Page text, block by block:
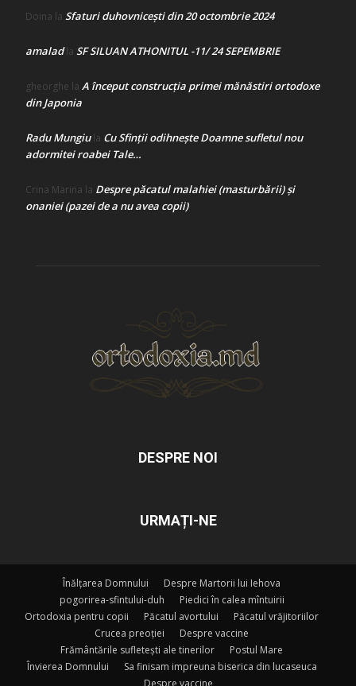
Doina la Sfaturi duhovnicești din 20 octombrie 2024
amaladla SF SILUAN ATHONITUL -11/ 24 SEPEMBRIE
gheorghe la A început construcţia primei mănăstiri ortodoxe
din Japonia
Radu Mungiula Cu Sfinții odihnește Doamne sufletul nou
adormitei roabei Tale…
Crina Marina la Despre păcatul malahiei (masturbării) şi
onaniei (pazei de a nu avea copii)
DESPRE NOI
URMAȚI-NE
Înălțarea Domnului
Despre Martorii lui Iehova
pogorirea-sfintului-duh
Piedici în calea mîntuirii
Ortodoxia pentru copii
Păcatul avortului
Păcatul vrăjitoriilor
Crucea preoției
Despre vaccine
Frământările sufletești ale tinerilor
Postul Mare
Învierea Domnului
Sa finisam impreuna biserica din lucaseuca